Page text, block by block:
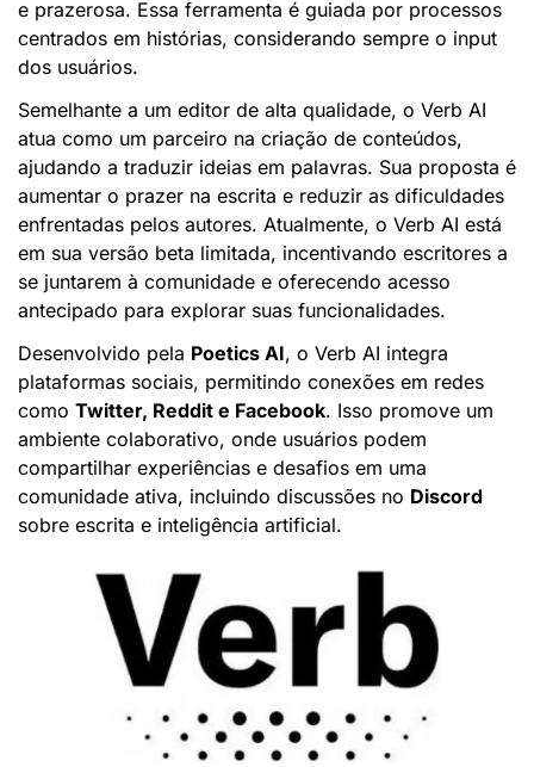
e prazerosa. Essa ferramenta é guiada por processos
centrados em histórias, considerando sempre o input
dos usuários.
Semelhante a um editor de alta qualidade, o Verb AI
atua como um parceiro na criação de conteúdos,
ajudando a traduzir ideias em palavras. Sua proposta é
aumentar o prazer na escrita e reduzir as dificuldades
enfrentadas pelos autores. Atualmente, o Verb AI está
em sua versão beta limitada, incentivando escritores a
se juntarem à comunidade e oferecendo acesso
antecipado para explorar suas funcionalidades.
Desenvolvido pela Poetics AI, o Verb AI integra
plataformas sociais, permitindo conexões em redes
como Twitter, Reddit e Facebook. Isso promove um
ambiente colaborativo, onde usuários podem
compartilhar experiências e desafios em uma
comunidade ativa, incluindo discussões no Discord
sobre escrita e inteligência artificial.